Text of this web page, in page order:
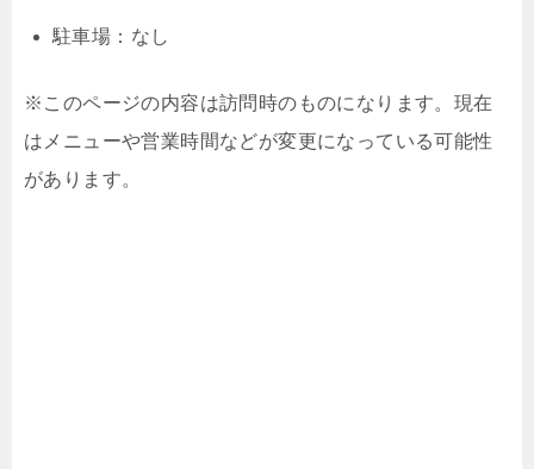
駐車場：なし
※このページの内容は訪問時のものになります。現在
はメニューや営業時間などが変更になっている可能性
があります。